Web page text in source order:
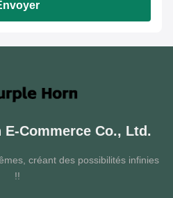
Commerce Co., Ltd.
créant des possibilités infinies
!!